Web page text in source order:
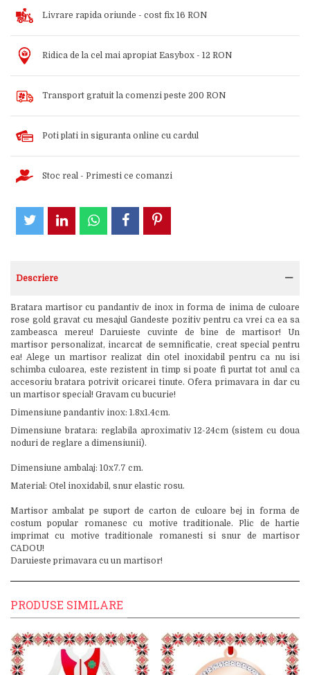
Livrare rapida oriunde - cost fix 16 RON
Ridica de la cel mai apropiat Easybox - 12 RON
Transport gratuit la comenzi peste 200 RON
Poti plati in siguranta online cu cardul
Stoc real - Primesti ce comanzi
Descriere
Bratara martisor cu pandantiv de inox in forma de inima de culoare
rose gold gravat cu mesajul Gandeste pozitiv pentru ca vrei ca ea sa
zambeasca mereu! Daruieste cuvinte de bine de martisor! Un
martisor personalizat, incarcat de semnificatie, creat special pentru
ea! Alege un martisor realizat din otel inoxidabil pentru ca nu isi
schimba culoarea, este rezistent in timp si poate fi purtat tot anul ca
accesoriu bratara potrivit oricarei tinute. Ofera primavara in dar cu
un martisor special! Gravam cu bucurie!
Dimensiune pandantiv inox: 1.8x1.4cm.
Dimensiune bratara: reglabila aproximativ 12-24cm (sistem cu doua
noduri de reglare a dimensiunii).
Dimensiune ambalaj: 10x7.7 cm.
Material: Otel inoxidabil, snur elastic rosu.
Martisor ambalat pe suport de carton de culoare bej in forma de
costum popular romanesc cu motive traditionale. Plic de hartie
imprimat cu motive traditionale romanesti si snur de martisor
CADOU!
Daruieste primavara cu un martisor!
PRODUSE SIMILARE